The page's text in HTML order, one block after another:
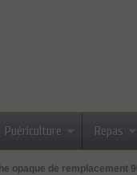
Puériculture Repas
opaque de remplacement